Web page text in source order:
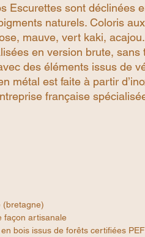
Escurettes sont déclinées
naturels. Coloris
mauve, vert kaki, acajou.
en version brute, sans
des éléments issus de
métal est faite à partir
française
(bretagne)
façon artisanale
bois issus de forêts certifiées